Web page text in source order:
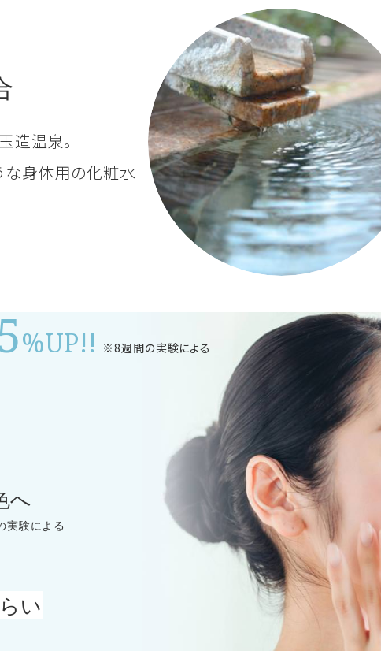
造温泉。
な身体用の化粧水
%UP!! ※8週間の実験による
へ
実験による
い